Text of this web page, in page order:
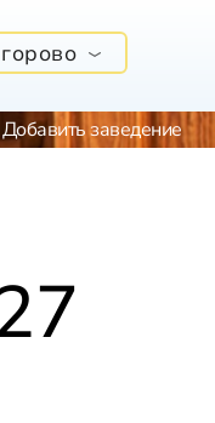
Добавить заведение